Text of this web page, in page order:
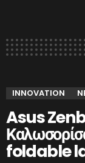
INNOVATION
Asus
foldable